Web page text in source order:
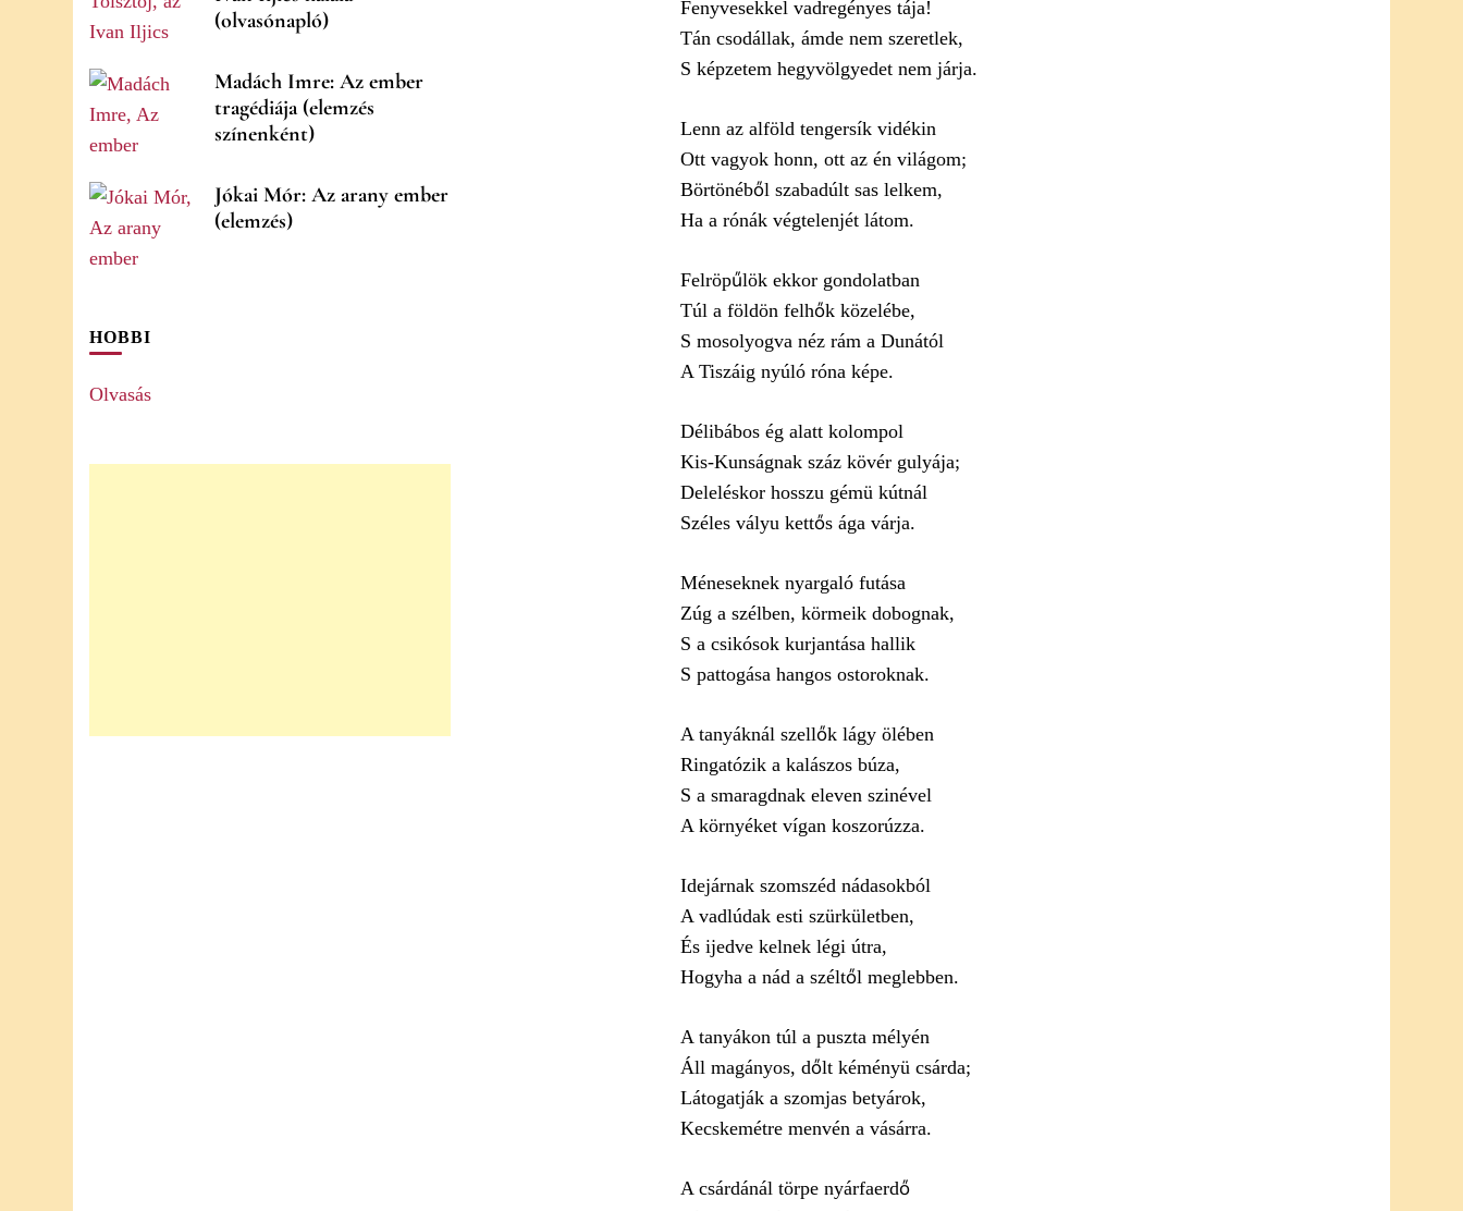
Fenyvesekkel vadregényes tája!
Tán csodállak, ámde nem szeretlek,
S képzetem hegyvölgyedet nem járja.
Lenn az alföld tengersík vidékin
Ott vagyok honn, ott az én világom;
Börtönéből szabadúlt sas lelkem,
Ha a rónák végtelenjét látom.
Felröpűlök ekkor gondolatban
Túl a földön felhők közelébe,
S mosolyogva néz rám a Dunától
A Tiszáig nyúló róna képe.
Délibábos ég alatt kolompol
Kis-Kunságnak száz kövér gulyája;
Deleléskor hosszu gémü kútnál
Széles vályu kettős ága várja.
Méneseknek nyargaló futása
Zúg a szélben, körmeik dobognak,
S a csikósok kurjantása hallik
S pattogása hangos ostoroknak.
A tanyáknál szellők lágy ölében
Ringatózik a kalászos búza,
S a smaragdnak eleven szinével
A környéket vígan koszorúzza.
Idejárnak szomszéd nádasokból
A vadlúdak esti szürkületben,
És ijedve kelnek légi útra,
Hogyha a nád a széltől meglebben.
A tanyákon túl a puszta mélyén
Áll magányos, dőlt kéményü csárda;
Látogatják a szomjas betyárok,
Kecskemétre menvén a vásárra.
A csárdánál törpe nyárfaerdő
(olvasónapló)
Madách Imre: Az ember
tragédiája (elemzés
színenként)
Jókai Mór: Az arany ember
(elemzés)
HOBBI
Olvasás